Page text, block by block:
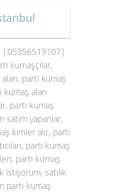
|05356519107|
kumaşçılar,
alan, parti kumaş
kumaş alan
parti kumaş
satım yapanlar,
kimler alır, parti
parti kumaş
parti kumaş
istiyorum, satılık
parti kumaş